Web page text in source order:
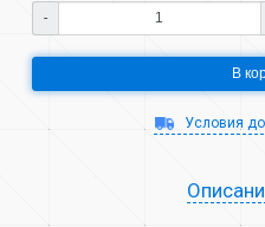
-
В
Условия